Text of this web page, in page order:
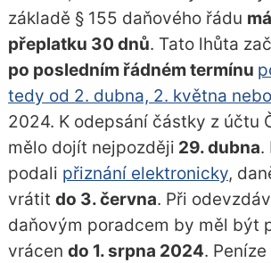
základě § 155 daňového řádu
přeplatku 30 dnů. Tato lhůta
po posledním řádném termínu
tedy od 2. dubna, 2. května
2024. K odepsání částky z účtu
mělo dojít nejpozději 29. dubna.
podali přiznání elektronicky,
vrátit do 3. června. Při
daňovým poradcem by měl být
vrácen do 1. srpna 2024.